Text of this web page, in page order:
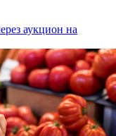
аукцион на